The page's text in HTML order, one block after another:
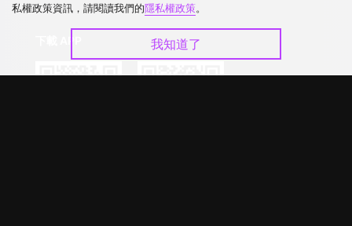
私權政策資訊，請閱讀我們的隱私權政策。
我知道了